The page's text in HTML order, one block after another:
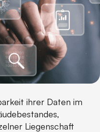
ihrer Daten im
Liegenschaft